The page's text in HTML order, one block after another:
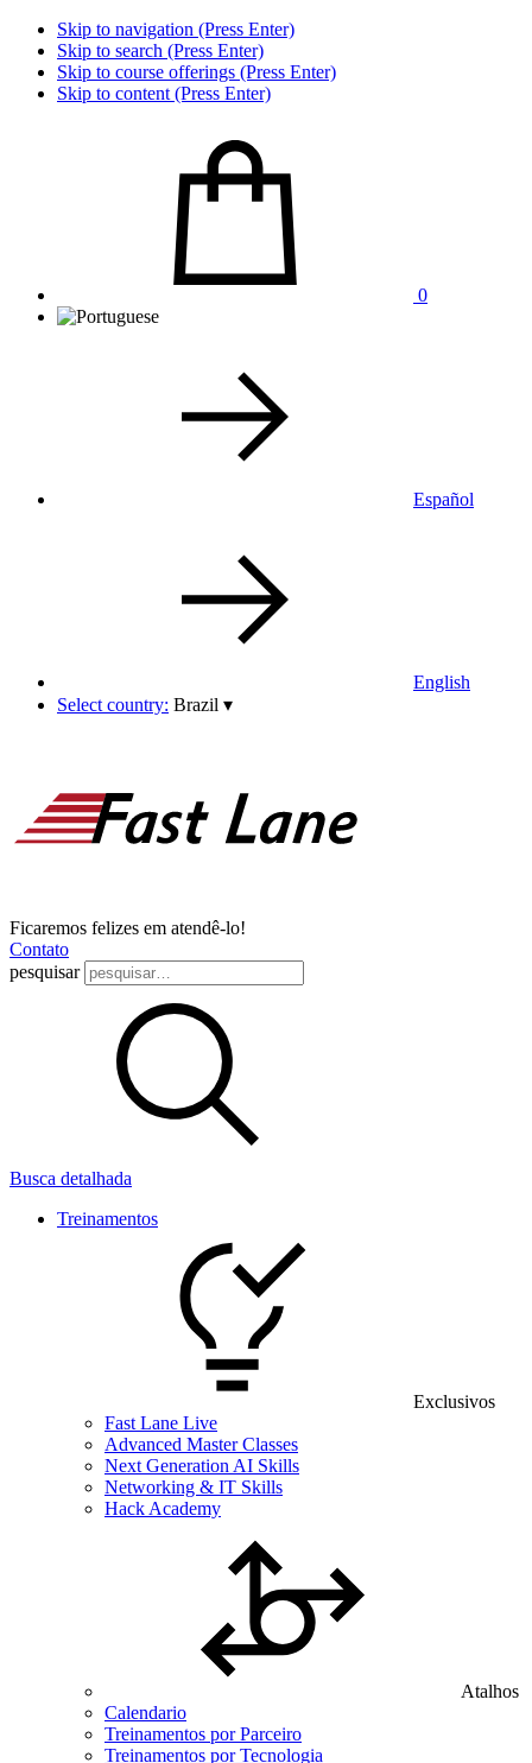
Skip to navigation (Press Enter)
Skip to search (Press Enter)
Skip to course offerings (Press Enter)
Skip to content (Press Enter)
0
Español
English
Select country: Brazil ▾
Ficaremos felizes em atendê-lo!
Contato
pesquisar
Busca detalhada
Treinamentos
Exclusivos
Fast Lane Live
Advanced Master Classes
Next Generation AI Skills
Networking & IT Skills
Hack Academy
Atalhos
Calendario
Treinamentos por Parceiro
Treinamentos por Tecnologia